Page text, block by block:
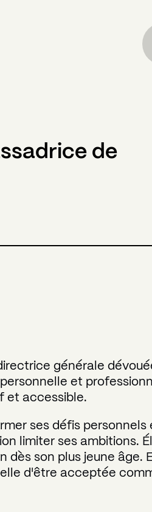
de
générale
et
et accessible.
ses défis
limiter ses ambitions.
dès son plus jeune
d'être acceptée